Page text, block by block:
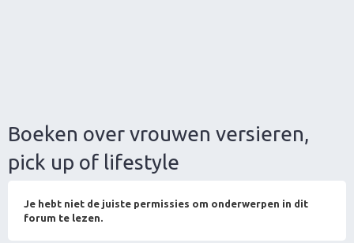
Boeken over vrouwen versieren,
pick up of lifestyle
Je hebt niet de juiste permissies om onderwerpen in dit
forum te lezen.